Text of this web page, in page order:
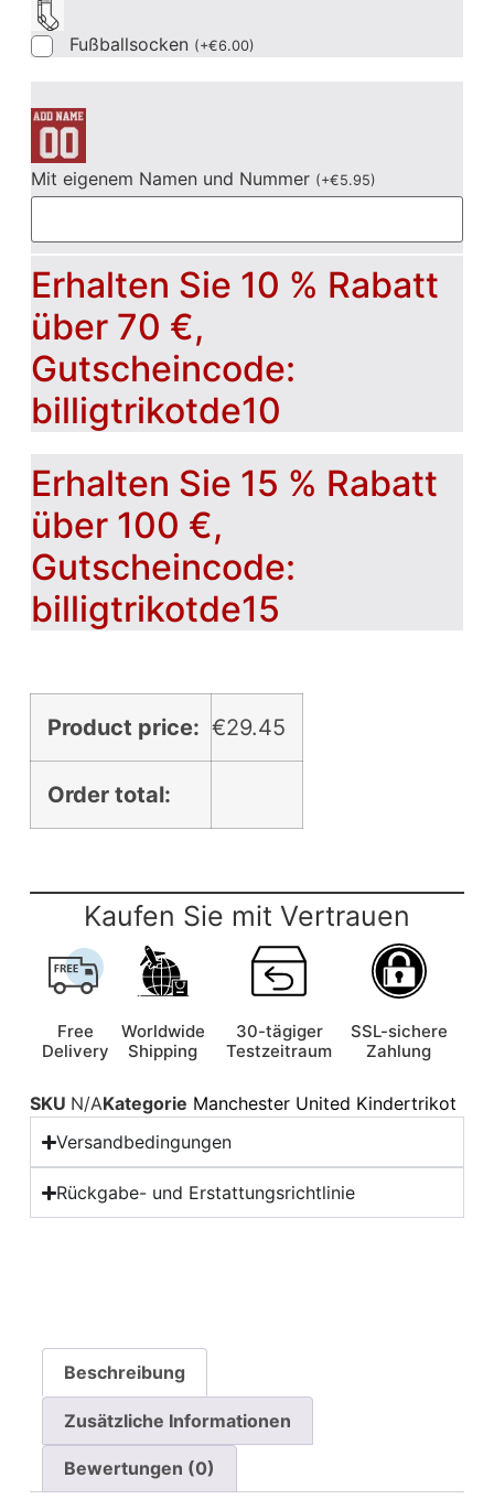
Fußballsocken (+€6.00)
Mit eigenem Namen und Nummer (+€5.95)
Erhalten Sie 10 % Rabatt
über 70 €,
Gutscheincode:
billigtrikotde10
Erhalten Sie 15 % Rabatt
über 100 €,
Gutscheincode:
billigtrikotde15
Product price: €29.45
Order total:
Kaufen Sie mit Vertrauen
Free
Delivery
Worldwide
Shipping
30-tägiger
Testzeitraum
SSL-sichere
Zahlung
SKU N/AKategorie Manchester United Kindertrikot
Versandbedingungen
Rückgabe- und Erstattungsrichtlinie
Beschreibung
Zusätzliche Informationen
Bewertungen (0)